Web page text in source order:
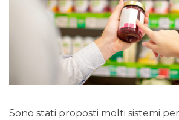
Sono stati proposti molti sistemi